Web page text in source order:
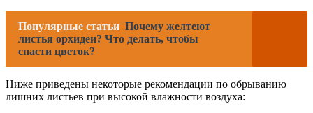
Популярные статьи Почему желтеют
листья орхидеи? Что делать, чтобы
спасти цветок?
Ниже приведены некоторые рекомендации по обрыванию
лишних листьев при высокой влажности воздуха: